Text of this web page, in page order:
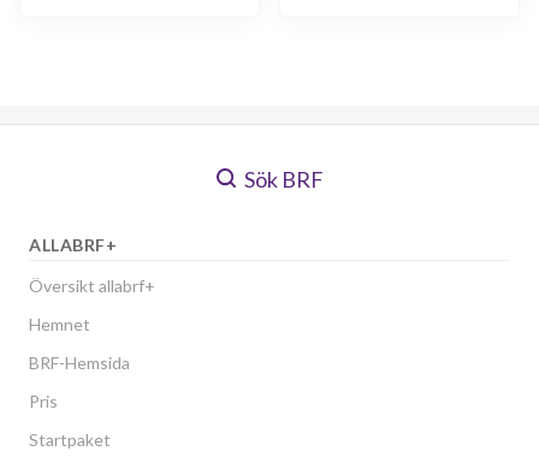
Sök BRF
ALLABRF+
Översikt allabrf+
Hemnet
BRF-Hemsida
Pris
Startpaket